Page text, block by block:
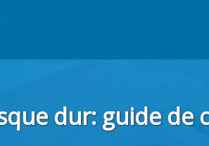
dur: guide de